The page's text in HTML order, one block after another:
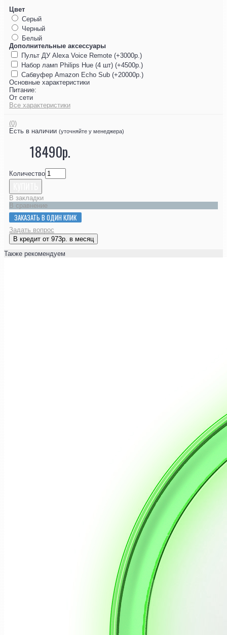
Цвет
Серый
Черный
Белый
Дополнительные аксессуары
Пульт ДУ Alexa Voice Remote (+3000р.)
Набор ламп Philips Hue (4 шт) (+4500р.)
Сабвуфер Amazon Echo Sub (+20000р.)
Основные характеристики
Питание:
От сети
Все характеристики
(0)
Есть в наличии (уточняйте у менеджера)
18490р.
Количество
В закладки
В сравнение
ЗАКАЗАТЬ В ОДИН КЛИК
Задать вопрос
В кредит от 973р. в месяц
Также рекомендуем